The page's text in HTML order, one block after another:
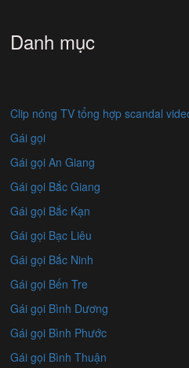
Danh mục
Clip nóng TV tổng hợp scandal
Gái gọi
Gái gọi An Giang
Gái gọi Bắc Giang
Gái gọi Bắc Kạn
Gái gọi Bạc Liêu
Gái gọi Bắc Ninh
Gái gọi Bến Tre
Gái gọi Bình Dương
Gái gọi Bình Phước
Gái gọi Bình Thuận